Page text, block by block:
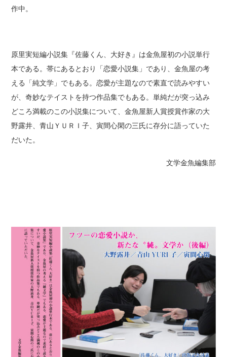
作中。
原里実短編小説集『佐藤くん、大好き』は金魚屋初の小説単行
本である。帯にあるとおり「恋愛小説集」であり、金魚屋の考
える「純文学」でもある。恋愛が主題なので素直で読みやすい
が、奇妙なテイストを持つ作品集でもある。単純だが突っ込み
どころ満載のこの小説集について、金魚屋新人賞授賞作家の大
野露井、青山ＹＵＲＩ子、寅間心閑の三氏に存分に語っていた
だいた。
文学金魚編集部